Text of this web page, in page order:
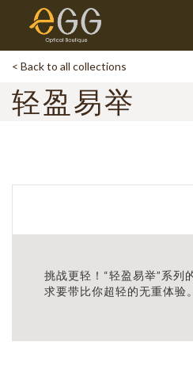
< Back to all collections
轻盈易举
挑战更轻！“轻盈易举”系列
求要带比你超轻的无重体验。